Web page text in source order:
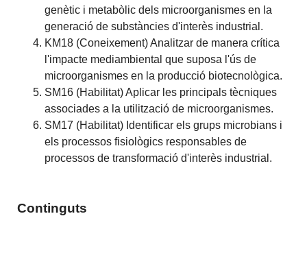
genètic i metabòlic dels microorganismes en la
generació de substàncies d'interès industrial.
KM18 (Coneixement) Analitzar de manera crítica
l'impacte mediambiental que suposa l'ús de
microorganismes en la producció biotecnològica.
SM16 (Habilitat) Aplicar les principals tècniques
associades a la utilització de microorganismes.
SM17 (Habilitat) Identificar els grups microbians i
els processos fisiològics responsables de
processos de transformació d'interès industrial.
Continguts